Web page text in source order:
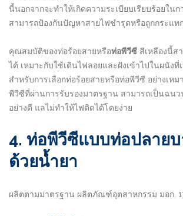
นี้นอกจากจะทำให้เกิดความระเบียบเรียบร้อยใน
สามารถป้องกันปัญหาสายไฟชำรุดหรือถูกกระแท
คุณสมบัติของท่อร้อยสายหรือท่อพีวีซี สีเหลืองนี้ส
ได้ เหมาะกับใช้เดินไฟลอยและฝังเข้าไปในผนังที่
สำหรับการเลือกท่อร้อยสายหรือท่อพีวีซี อย่างเห
พีวีซีที่ผ่านการรับรองมาตรฐาน สามารถเป็นฉน
อย่างดี แลไม่ทำให้ไฟติดได้โดยง่าย
4. ท่อพีวีซีแบบท่อปลาย
ด้วยน้ำยา
ผลิตตามมาตรฐาน ผลิตภัณฑ์อุตสาหกรรม มอก.